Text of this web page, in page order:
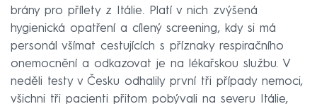
brány pro přílety z Itálie. Platí v nich zvýšená
hygienická opatření a cílený screening, kdy si má
personál všímat cestujících s příznaky respiračního
onemocnění a odkazovat je na lékařskou službu. V
neděli testy v Česku odhalily první tři případy nemoci,
všichni tři pacienti přitom pobývali na severu Itálie,